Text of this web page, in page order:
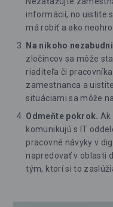
informácií, no uistite
má robiť a ako
Na nikoho
zločincov sa môže
riaditeľa či
zamestnanca a
situáciami sa môže
Odmeňte pokrok. Ak
komunikujú s IT
pracovné návyky v
napredovať v oblasti
tým, ktorí si to